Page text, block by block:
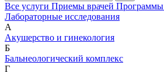
Все услуги Приемы врачей Программы
Лабораторные исследования
А
Акушерство и гинекология
Б
Бальнеологический комплекс
Г